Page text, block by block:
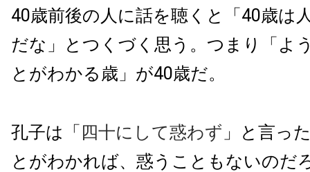
40歳前後の人に話を聴くと「40歳は
だな」とつくづく思う。つまり「よ
とがわかる歳」が40歳だ。
孔子は「四十にして惑わず 」と言っ
とがわかれば、惑うこともないのだ